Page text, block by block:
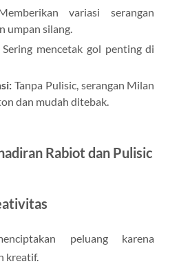
variasi serangan
umpan silang.
mencetak gol penting di
Tanpa Pulisic, serangan Milan
dan mudah ditebak.
Rabiot dan Pulisic
peluang karena
kreatif.